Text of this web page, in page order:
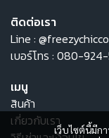
เว็บไซต์นี้มีก
ติดต่อเรา
Line :
เบอร์โทร : 080-
เมนู
สินค้า
เกี่ยวกับเรา